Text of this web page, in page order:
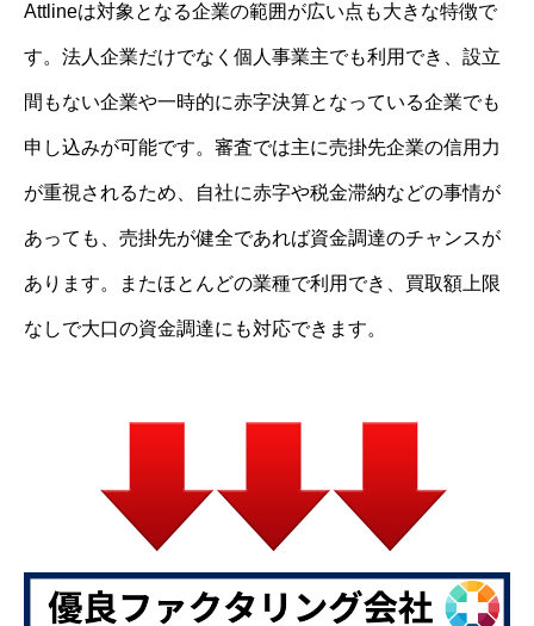
Attlineは対象となる企業の範囲が広い点も大きな特徴で
す。法人企業だけでなく個人事業主でも利用でき、設立
間もない企業や一時的に赤字決算となっている企業でも
申し込みが可能です。審査では主に売掛先企業の信用力
が重視されるため、自社に赤字や税金滞納などの事情が
あっても、売掛先が健全であれば資金調達のチャンスが
あります。またほとんどの業種で利用でき、買取額上限
なしで大口の資金調達にも対応できます。